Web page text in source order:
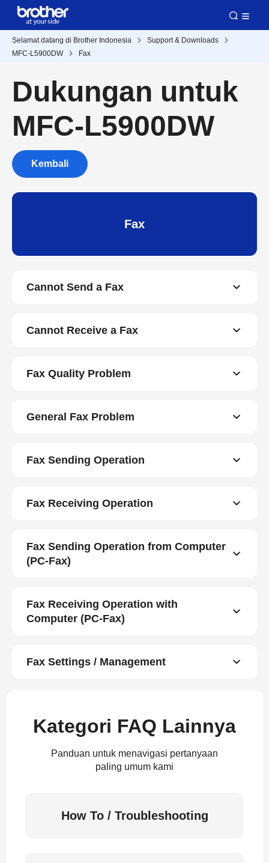
Selamat datang di Brother Indonesia
Support & Downloads
MFC-L5900DW
Fax
Dukungan untuk
MFC-L5900DW
Kembali
Fax
Cannot Send a Fax
Cannot Receive a Fax
Fax Quality Problem
General Fax Problem
Fax Sending Operation
Fax Receiving Operation
Fax Sending Operation from Computer
(PC-Fax)
Fax Receiving Operation with
Computer (PC-Fax)
Fax Settings / Management
Kategori FAQ Lainnya
Panduan untuk menavigasi pertanyaan
paling umum kami
How To / Troubleshooting